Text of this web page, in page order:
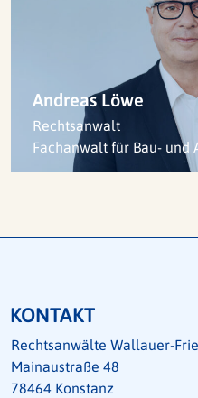
Andreas Löwe
Rechtsanwalt
Fachanwalt für Bau- und
KONTAKT
Rechtsanwälte Wallauer-
Mainaustraße 48
78464 Konstanz